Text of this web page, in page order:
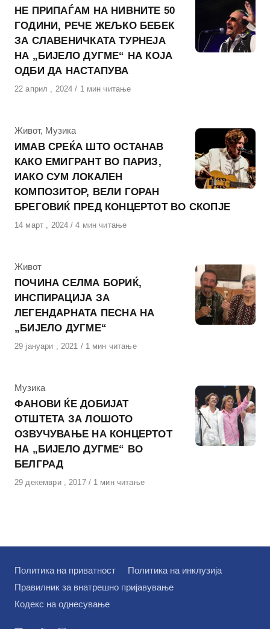
НЕ ПРИПАЃАМ НА НИВНИТЕ 50
ГОДИНИ, РЕЧЕ ЖЕЉКО БЕБЕК
ЗА СЛАВЕНИЧКАТА ТУРНЕЈА
НА „БИЈЕЛО ДУГМЕ“ НА КОЈА
ОДБИ ДА НАСТАПУВА
Објавено
22 април , 2024 1 мин читање
КАтегорија
Живот, Музика
ИМАВ СРЕЌА ШТО ОСТАНАВ
КАКО ЕМИГРАНТ ВО ПАРИЗ,
ИАКО СУМ ЛОКАЛЕН
КОМПОЗИТОР, ВЕЛИ ГОРАН
БРЕГОВИЌ ПРЕД КОНЦЕРТОТ ВО СКОПЈЕ
Објавено
14 март , 2024 4 мин читање
КАтегорија
Живот
ПОЧИНА СЕЛМА БОРИЌ,
ИНСПИРАЦИЈА ЗА
ЛЕГЕНДАРНАТА ПЕСНА НА
„БИЈЕЛО ДУГМЕ“
Објавено
29 јануари , 2021 1 мин читање
КАтегорија
Музика
ФАНОВИ ЌЕ ДОБИЈАТ
ОТШТЕТА ЗА ЛОШОТО
ОЗВУЧУВАЊЕ НА КОНЦЕРТОТ
НА „БИЈЕЛО ДУГМЕ“ ВО
БЕЛГРАД
Објавено
29 декември , 2017 1 мин читање
Политика на приватност
Политика на инклузија
Правилник за внатрешно пријавување
Кодекс на однесување